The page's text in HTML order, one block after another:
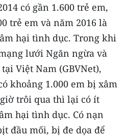
MỖI XÃ
có gần 1.600 trẻ em,
trẻ em và năm 2016 là
hại tình dục. Trong khi
lưới Ngăn ngừa và
Việt Nam (GBVNet),
khoảng 1.000 em bị xâm
trôi qua thì lại có ít
hại tình dục. Có nạn
đầu mối, bị đe dọa để